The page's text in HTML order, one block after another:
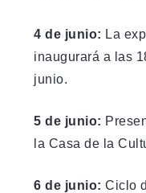
4 de junio: La
inaugurará a las
junio.
5 de junio:
la Casa de la
6 de junio: Ciclo